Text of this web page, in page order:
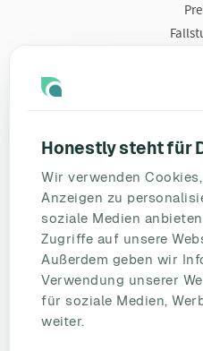
Honestly steht für
Wir verwenden
Anzeigen zu
soziale Medien
Zugriffe auf unsere
Außerdem geben wir
Verwendung unserer
für soziale Medien,
weiter.
Employee